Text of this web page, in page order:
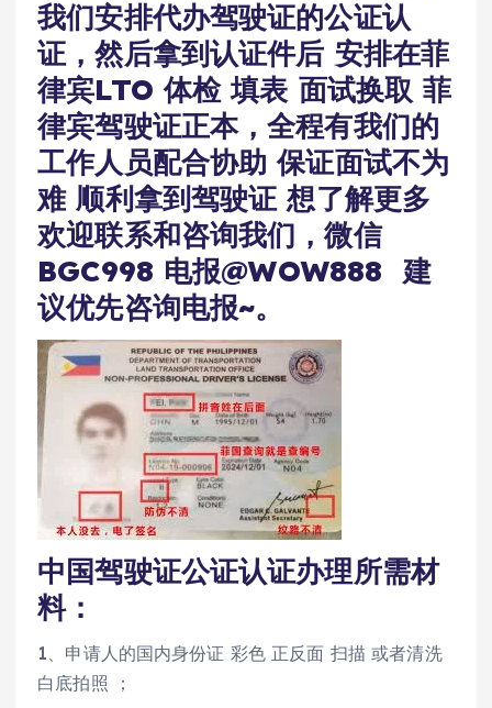
我们安排代办驾驶证的公证认
证，然后拿到认证件后 安排在菲
律宾LTO 体检 填表 面试换取 菲
律宾驾驶证正本，全程有我们的
工作人员配合协助 保证面试不为
难 顺利拿到驾驶证 想了解更多
欢迎联系和咨询我们，微信
BGC998 电报@WOW888 建
议优先咨询电报~。
中国驾驶证公证认证办理所需材
料：
1、申请人的国内身份证 彩色 正反面 扫描 或者清洗
白底拍照 ；